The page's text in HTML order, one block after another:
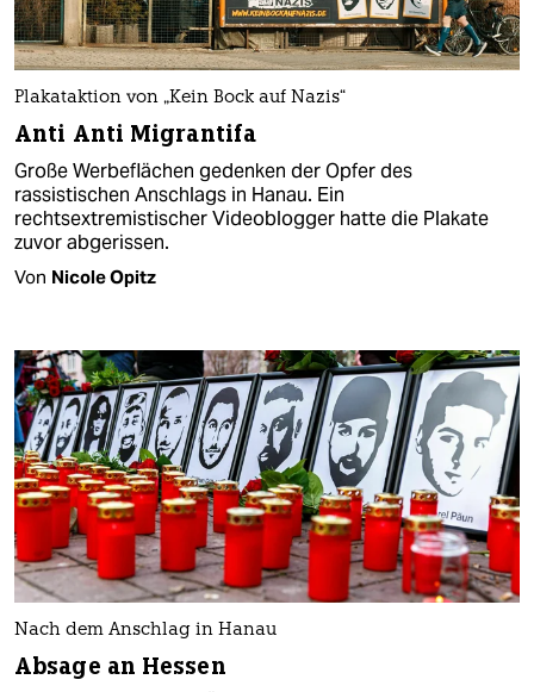
Plakataktion von „Kein Bock auf Nazis“
Anti Anti Migrantifa
Große Werbeflächen gedenken der Opfer des
rassistischen Anschlags in Hanau. Ein
rechtsextremistischer Videoblogger hatte die Plakate
zuvor abgerissen.
Von Nicole Opitz
Nach dem Anschlag in Hanau
Absage an Hessen